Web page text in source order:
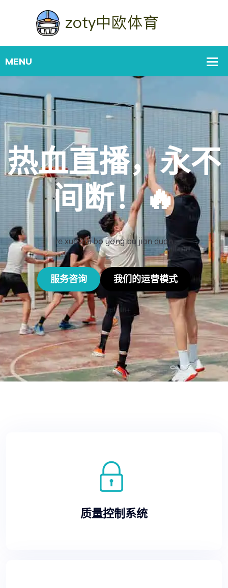
热血直播，永不
间断！🔥
re xue zhi bo yong bu jian duan
服务咨询 我们的运营模式
质量控制系统